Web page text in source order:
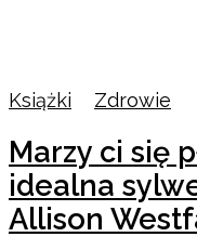
Książki Zdrowie
Marzy ci się
idealna
Allison